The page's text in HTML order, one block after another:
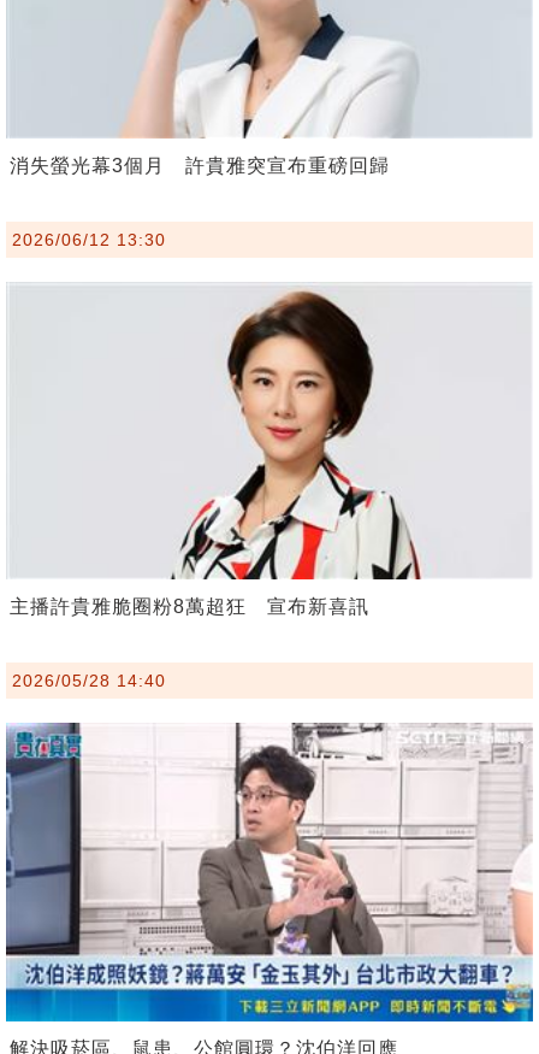
消失螢光幕3個月 許貴雅突宣布重磅回歸
2026/06/12 13:30
主播許貴雅脆圈粉8萬超狂 宣布新喜訊
2026/05/28 14:40
解決吸菸區、鼠患、公館圓環？沈伯洋回應